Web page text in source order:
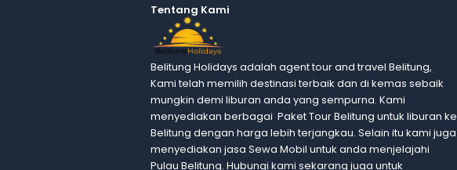
Tentang Kami
Belitung Holidays adalah agent tour and travel Belitung,
Kami telah memilih destinasi terbaik dan di kemas sebaik
mungkin demi liburan anda yang sempurna. Kami
menyediakan berbagai Paket Tour Belitung untuk liburan ke
Belitung dengan harga lebih terjangkau. Selain itu kami juga
menyediakan jasa Sewa Mobil untuk anda menjelajahi
Pulau Belitung. Hubungi kami sekarang juga untuk